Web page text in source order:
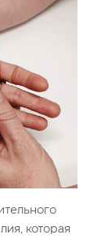
которая